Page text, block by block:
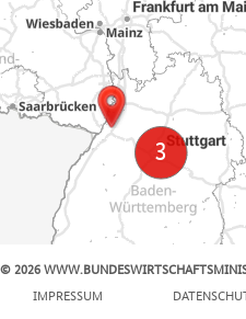
© 2026
IMPRESSUM